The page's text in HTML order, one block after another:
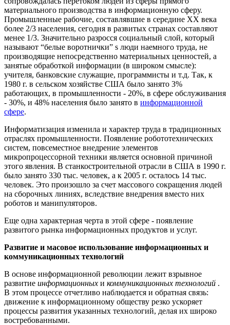
материального производства в информационную сферу.
Промышленные рабочие, составлявшие в середине ХХ века
более 2/3 населения, сегодня в развитых странах составляют
менее 1/3. Значительно разросся социальный слой, который
называют “белые воротнички” ѕ люди наемного труда, не
производящие непосредственно материальных ценностей, а
занятые обработкой информации (в широком смысле):
учителя, банковские служащие, программисты и т.д. Так, к
1980 г. в сельском хозяйстве США было занято 3%
работающих, в промышленности - 20%, в сфере обслуживания
- 30%, и 48% населения было занято в информационной
сфере.
Информатизация изменила и характер труда в традиционных
отраслях промышленности. Появление робототехнических
систем, повсеместное внедрение элементов
микропроцессорной техники является основной причиной
этого явления. В станкостроительной отрасли в США в 1990 г.
было занято 330 тыс. человек, а к 2005 г. осталось 14 тыс.
человек. Это произошло за счет массового сокращения людей
на сборочных линиях, вследствие внедрения вместо них
роботов и манипуляторов.
Еще одна характерная черта в этой сфере - появление
развитого рынка информационных продуктов и услуг.
Развитие и масовое использование информационных и
коммуникационных технологий
В основе информационной революции лежит взрывное
развитие информационных и коммуникационных технологий .
В этом процессе отчетливо наблюдается и обратная связь:
движение к информационному обществу резко ускоряет
процессы развития указанных технологий, делая их широко
востребованными.